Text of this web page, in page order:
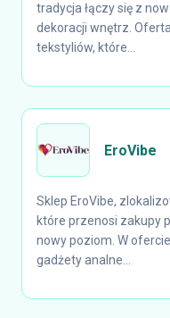
tradycja łączy się z
dekoracji wnętrz.
tekstyliów, które...
EroVibe
Sklep EroVibe,
które przenosi zakupy
nowy poziom. W
gadżety analne...